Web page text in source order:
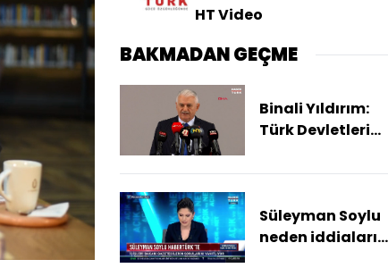
HT Video
BAKMADAN GEÇME
Binali Yıldırım:
Türk Devletleri
sahnesindeki
devam edecek
Süleyman Soylu
neden iddiaların